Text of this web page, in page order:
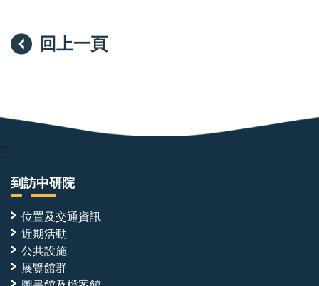
回上一頁
:::
到訪中研院
位置及交通資訊
近期活動
公共設施
展覽館群